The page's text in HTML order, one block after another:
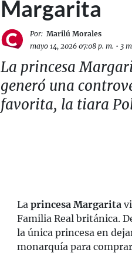
Margarita
Por: Marilú Morales
mayo 14, 2026 07:08 p. m. • 3
La princesa
generó una
favorita, la tiara
La princesa Margarita
Familia Real británica.
la única princesa en
monarquía para